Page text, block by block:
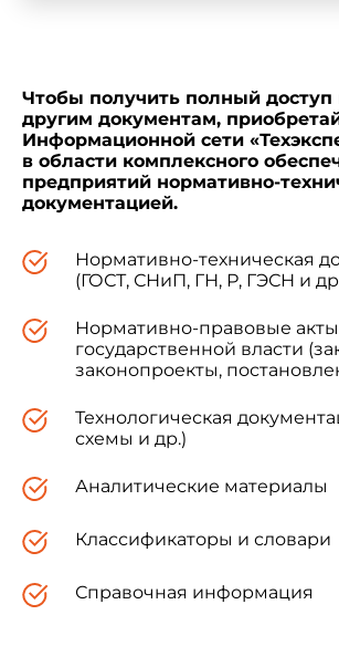
Чтобы получить полный доступ
другим документам,
Информационной сети
в области комплексного
предприятий нормативно-
документацией.
Нормативно-техническая
(ГОСТ, СНиП, ГН, Р, ГЭСН и
Нормативно-правовые
государственной власти
законопроекты,
Технологическая
схемы и др.)
Аналитические материалы
Классификаторы и словари
Справочная информация